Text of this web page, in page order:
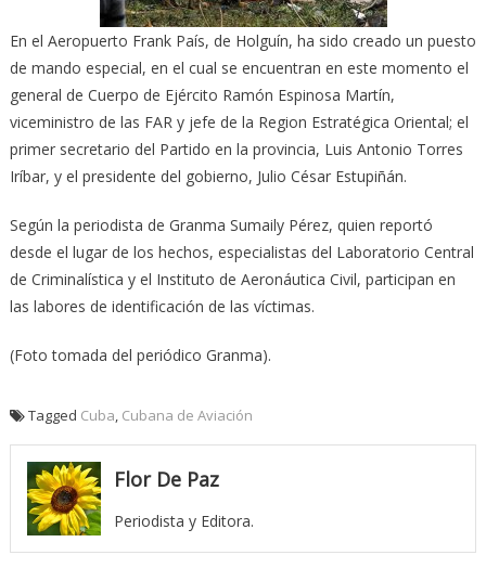
En el Aeropuerto Frank País, de Holguín, ha sido creado un puesto
de mando especial, en el cual se encuentran en este momento el
general de Cuerpo de Ejército Ramón Espinosa Martín,
viceministro de las FAR y jefe de la Region Estratégica Oriental; el
primer secretario del Partido en la provincia, Luis Antonio Torres
Iríbar, y el presidente del gobierno, Julio César Estupiñán.
Según la periodista de Granma Sumaily Pérez, quien reportó
desde el lugar de los hechos, especialistas del Laboratorio Central
de Criminalística y el Instituto de Aeronáutica Civil, participan en
las labores de identificación de las víctimas.
(Foto tomada del periódico Granma).
Tagged Cuba, Cubana de Aviación
Flor De Paz
Periodista y Editora.